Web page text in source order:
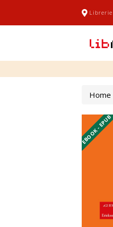
Librerie
Home
EBOOK - EPUB